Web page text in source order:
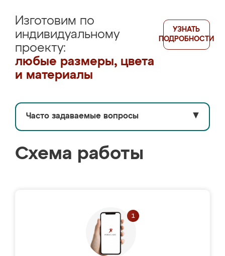
Изготовим по
индивидуальному
проекту:
любые размеры, цвета
и материалы
УЗНАТЬ
ПОДРОБНОСТИ
Часто задаваемые вопросы ▼
Схема работы